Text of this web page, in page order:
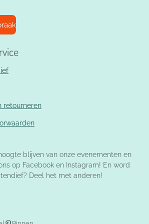
retourneren
blijven van onze evenementen en
op Facebook en Instagram! En word
Deel het met anderen!